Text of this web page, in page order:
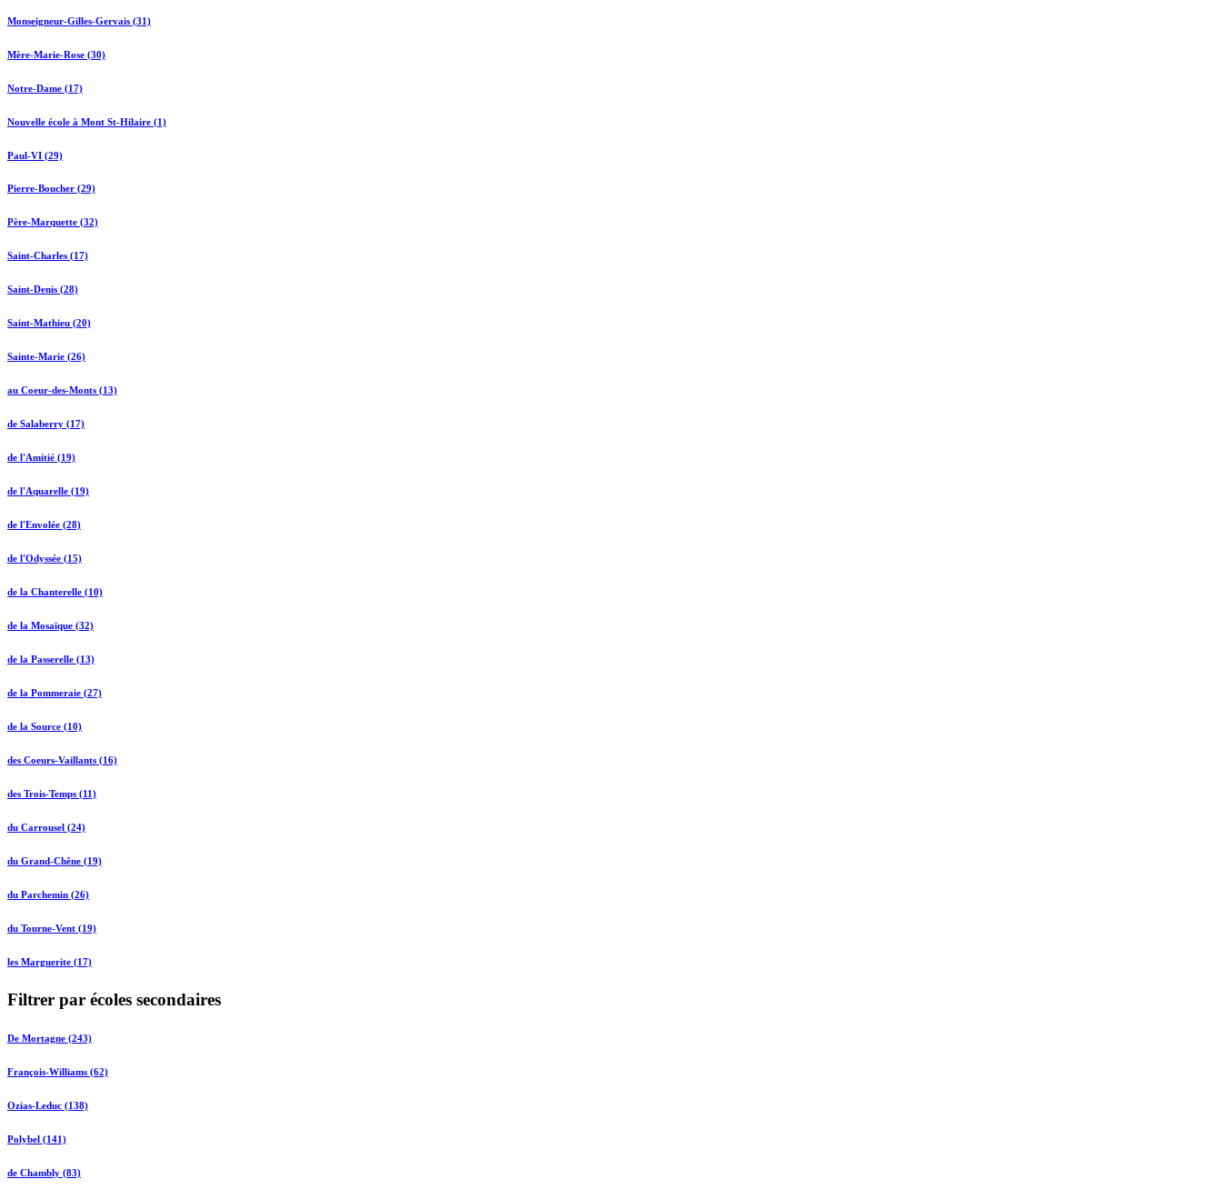
Monseigneur-Gilles-Gervais (31)
Mère-Marie-Rose (30)
Notre-Dame (17)
Nouvelle école à Mont St-Hilaire (1)
Paul-VI (29)
Pierre-Boucher (29)
Père-Marquette (32)
Saint-Charles (17)
Saint-Denis (28)
Saint-Mathieu (20)
Sainte-Marie (26)
au Coeur-des-Monts (13)
de Salaberry (17)
de l'Amitié (19)
de l'Aquarelle (19)
de l'Envolée (28)
de l'Odyssée (15)
de la Chanterelle (10)
de la Mosaïque (32)
de la Passerelle (13)
de la Pommeraie (27)
de la Source (10)
des Coeurs-Vaillants (16)
des Trois-Temps (11)
du Carrousel (24)
du Grand-Chêne (19)
du Parchemin (26)
du Tourne-Vent (19)
les Marguerite (17)
Filtrer par écoles secondaires
De Mortagne (243)
François-Williams (62)
Ozias-Leduc (138)
Polybel (141)
de Chambly (83)